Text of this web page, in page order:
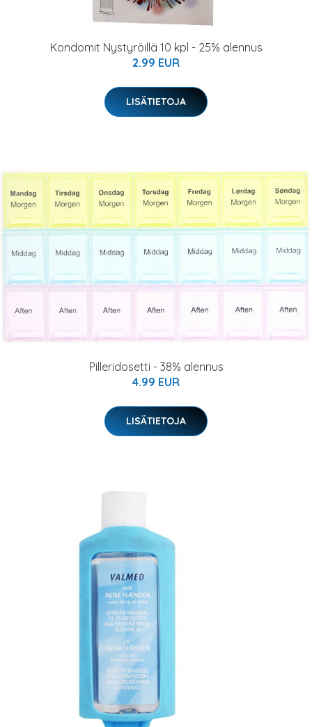
Kondomit Nystyröillä 10 kpl - 25% alennus
2.99 EUR
LISÄTIETOJA
Pilleridosetti - 38% alennus
4.99 EUR
LISÄTIETOJA